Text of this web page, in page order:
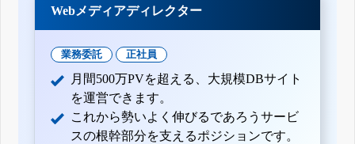
Webメディアディレクター
業務委託 正社員
月間500万PVを超える、大規模DBサイト
を運営できます。
これから勢いよく伸びるであろうサービ
スの根幹部分を支えるポジションです。